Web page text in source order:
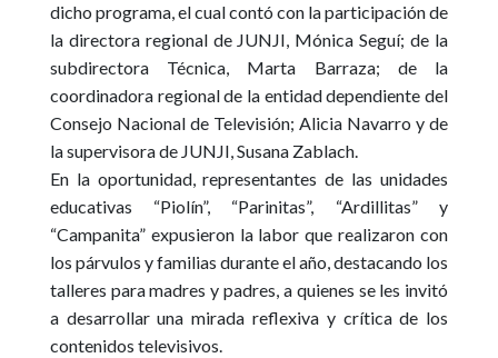
dicho programa, el cual contó con la participación de
la directora regional de JUNJI, Mónica Seguí; de la
subdirectora Técnica, Marta Barraza; de la
coordinadora regional de la entidad dependiente del
Consejo Nacional de Televisión; Alicia Navarro y de
la supervisora de JUNJI, Susana Zablach.
En la oportunidad, representantes de las unidades
educativas “Piolín”, “Parinitas”, “Ardillitas” y
“Campanita” expusieron la labor que realizaron con
los párvulos y familias durante el año, destacando los
talleres para madres y padres, a quienes se les invitó
a desarrollar una mirada reflexiva y crítica de los
contenidos televisivos.